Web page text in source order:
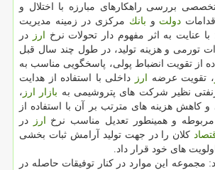
بررسی راهكارهای مبارزه با اختلال و
دولت و بانك مركزی در زمینه مدیریت
با عنایت به اثر مفهوم دار تحولات نرخ ارز
در
تورمی و هزینه تولید، در طول چند سال قبل
از تقویت انضباط پولی، پاسخگویی مناسب به
، تقویت عرضه ارز
داخلی با استفاده از هدایت
نظیر شركت های پتروشیمی به بازار ارز ،
و كاهش هزینه های مترتب بر آن با استفاده از
مربوطه و همینطور تعدیل مناسب نرخ ارز
در
كلان را در جهت تولید آرامش ثبات بخشی
های خود قرار داد.
این موارد در كنار توفیقات حاصله در